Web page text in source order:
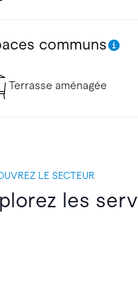
communs
Terrasse aménagée
LE SECTEUR
les